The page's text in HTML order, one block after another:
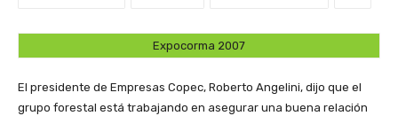
Expocorma 2007
El presidente de Empresas Copec, Roberto Angelini, dijo que el
grupo forestal está trabajando en asegurar una buena relación